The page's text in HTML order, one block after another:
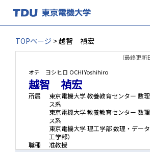
TOPページ > 越智 禎宏
（最終更新
オチ ヨシヒロ OCHI Yoshihiro
越智 禎宏
所属
東京電機大学 教養教育センター 数
ス系
東京電機大学 教養教育センター 数
ス系
東京電機大学 理工学部 数理・デー
工学部）
職種
准教授